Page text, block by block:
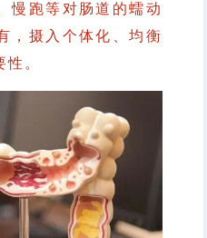
慢跑等对肠道的蠕动
，摄入个体化、均衡
。